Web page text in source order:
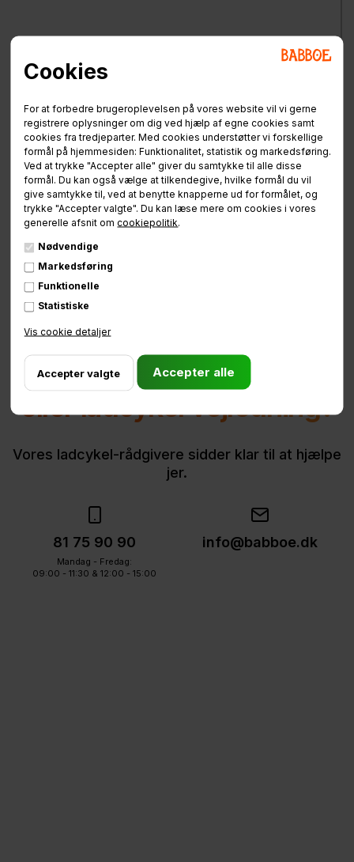
Cookies
For at forbedre brugeroplevelsen på vores website vil vi gerne
registrere oplysninger om dig ved hjælp af egne cookies samt
cookies fra tredjeparter. Med cookies understøtter vi forskellige
formål på hjemmesiden: Funktionalitet, statistik og markedsføring.
Ved at trykke "Accepter alle" giver du samtykke til alle disse
formål. Du kan også vælge at tilkendegive, hvilke formål du vil
give samtykke til, ved at benytte knapperne ud for formålet, og
trykke "Accepter valgte". Du kan læse mere om cookies i vores
generelle afsnit omcookiepolitik.
Nødvendige
Markedsføring
Funktionelle
Statistiske
Vis cookie detaljer
Brug for hjælp
eller ladcykel vejledning?
Vores ladcykel-rådgivere sidder klar til at hjælpe
jer.
81 75 90 90
Mandag - Fredag:
09:00 - 11:30 & 12:00 - 15:00
info@babboe.dk